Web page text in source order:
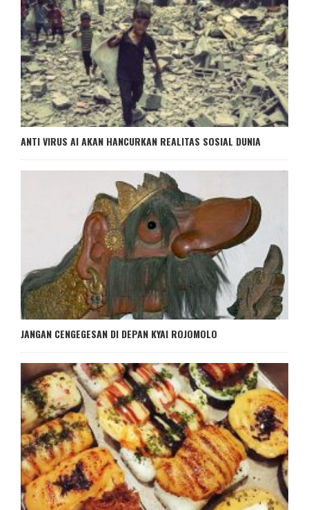
ANTI VIRUS AI AKAN HANCURKAN REALITAS SOSIAL DUNIA
JANGAN CENGEGESAN DI DEPAN KYAI ROJOMOLO